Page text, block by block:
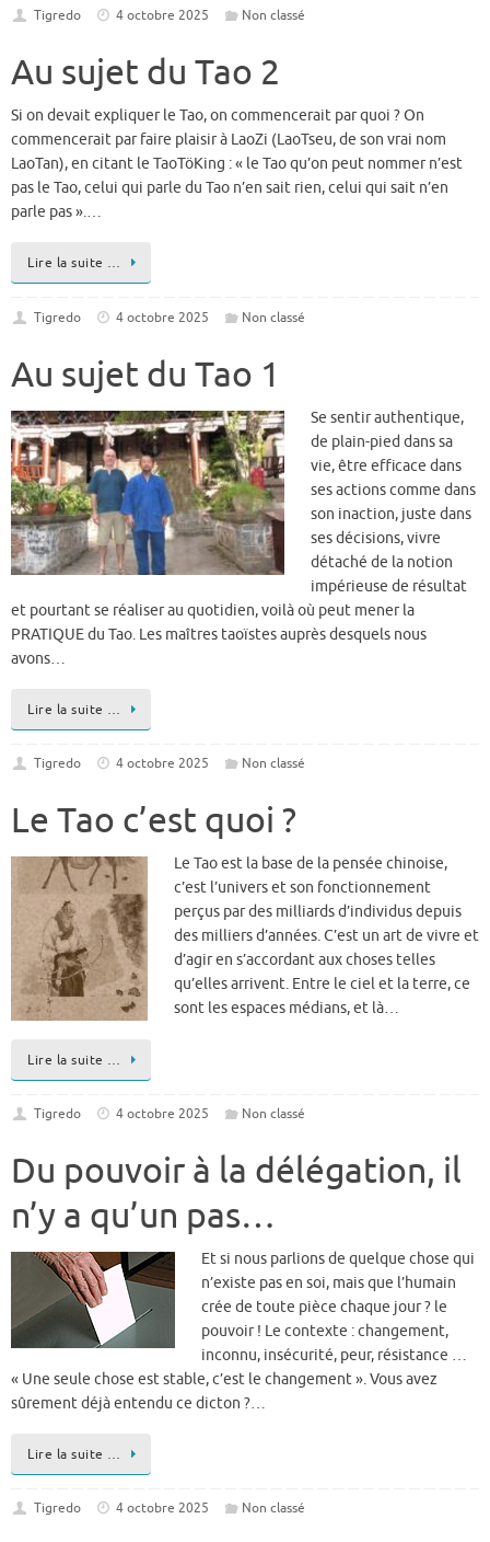
Tigredo 4 octobre 2025 Non classé
Au sujet du Tao 2
Si on devait expliquer le Tao, on commencerait par quoi ? On
commencerait par faire plaisir à LaoZi (LaoTseu, de son vrai nom
LaoTan), en citant le TaoTöKing : « le Tao qu’on peut nommer n’est
pas le Tao, celui qui parle du Tao n’en sait rien, celui qui sait n’en
parle pas ».…
Lire la suite …
Tigredo 4 octobre 2025 Non classé
Au sujet du Tao 1
Se sentir authentique,
de plain-pied dans sa
vie, être efficace dans
ses actions comme dans
son inaction, juste dans
ses décisions, vivre
détaché de la notion
impérieuse de résultat
et pourtant se réaliser au quotidien, voilà où peut mener la
PRATIQUE du Tao. Les maîtres taoïstes auprès desquels nous
avons…
Lire la suite …
Tigredo 4 octobre 2025 Non classé
Le Tao c’est quoi ?
Le Tao est la base de la pensée chinoise,
c’est l’univers et son fonctionnement
perçus par des milliards d’individus depuis
des milliers d’années. C’est un art de vivre et
d’agir en s’accordant aux choses telles
qu’elles arrivent. Entre le ciel et la terre, ce
sont les espaces médians, et là…
Lire la suite …
Tigredo 4 octobre 2025 Non classé
Du pouvoir à la délégation, il
n’y a qu’un pas…
Et si nous parlions de quelque chose qui
n’existe pas en soi, mais que l’humain
crée de toute pièce chaque jour ? le
pouvoir ! Le contexte : changement,
inconnu, insécurité, peur, résistance …
« Une seule chose est stable, c’est le changement ». Vous avez
sûrement déjà entendu ce dicton ?…
Lire la suite …
Tigredo 4 octobre 2025 Non classé